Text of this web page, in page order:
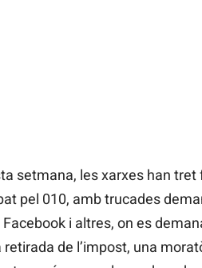
setmana, les xarxes han tret
pel 010, amb trucades
i altres, on es
de l’impost, una